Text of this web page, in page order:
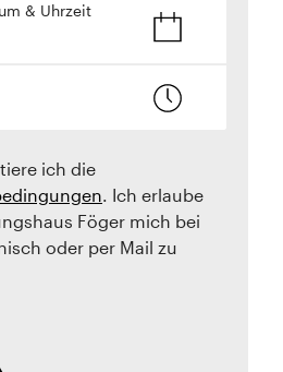
& Uhrzeit
ich die
. Ich erlaube
Föger mich bei
oder per Mail zu